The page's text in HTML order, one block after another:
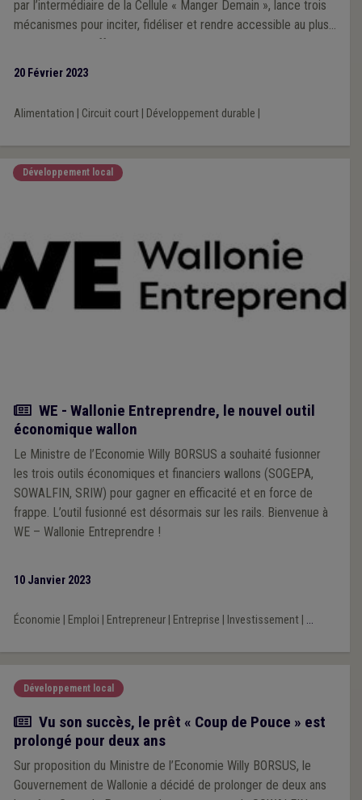
par l’intermédiaire de la Cellule « Manger Demain », lance trois
mécanismes pour inciter, fidéliser et rendre accessible au plus
grand nombre l’offre des secteurs vrac, bio et circuit court. Les
20 Février 2023
Alimentation Circuit court| Développement durable
Développement local
Actualité
WE - Wallonie Entreprendre, le nouvel outil
économique wallon
Le Ministre de l’Economie Willy BORSUS a souhaité fusionner
les trois outils économiques et financiers wallons (SOGEPA,
SOWALFIN, SRIW) pour gagner en efficacité et en force de
frappe. L’outil fusionné est désormais sur les rails. Bienvenue à
WE – Wallonie Entreprendre !
10 Janvier 2023
Économie Emploi Entrepreneur| Entreprise Investissement| ...
Développement local
Actualité
Vu son succès, le prêt « Coup de Pouce » est
prolongé pour deux ans
Sur proposition du Ministre de l’Economie Willy BORSUS, le
Gouvernement de Wallonie a décidé de prolonger de deux ans